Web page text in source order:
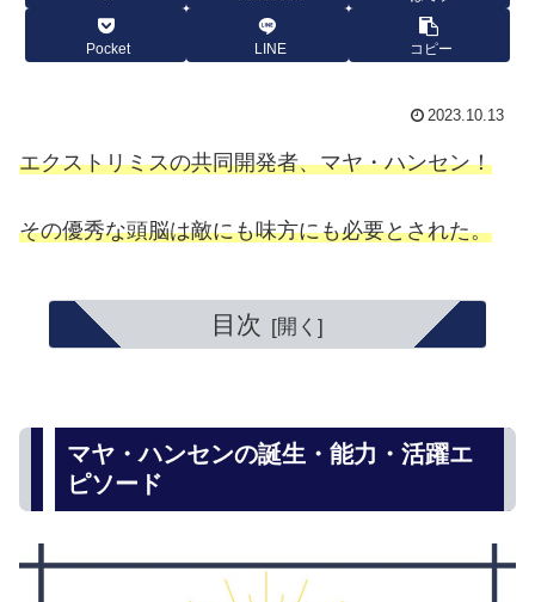
Pocket LINE コピー
2023.10.13
エクストリミスの共同開発者、マヤ・ハンセン！
その優秀な頭脳は敵にも味方にも必要とされた。
目次
マヤ・ハンセンの誕生・能力・活躍エ
ピソード